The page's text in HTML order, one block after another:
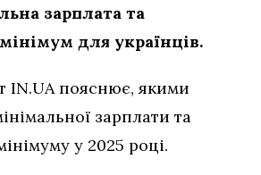
зарплата та
для українців.
IN.UA пояснює, якими
зарплати та
у 2025 році.